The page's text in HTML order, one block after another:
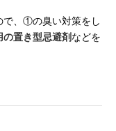
で、①の臭い対策をし
の置き型忌避剤などを